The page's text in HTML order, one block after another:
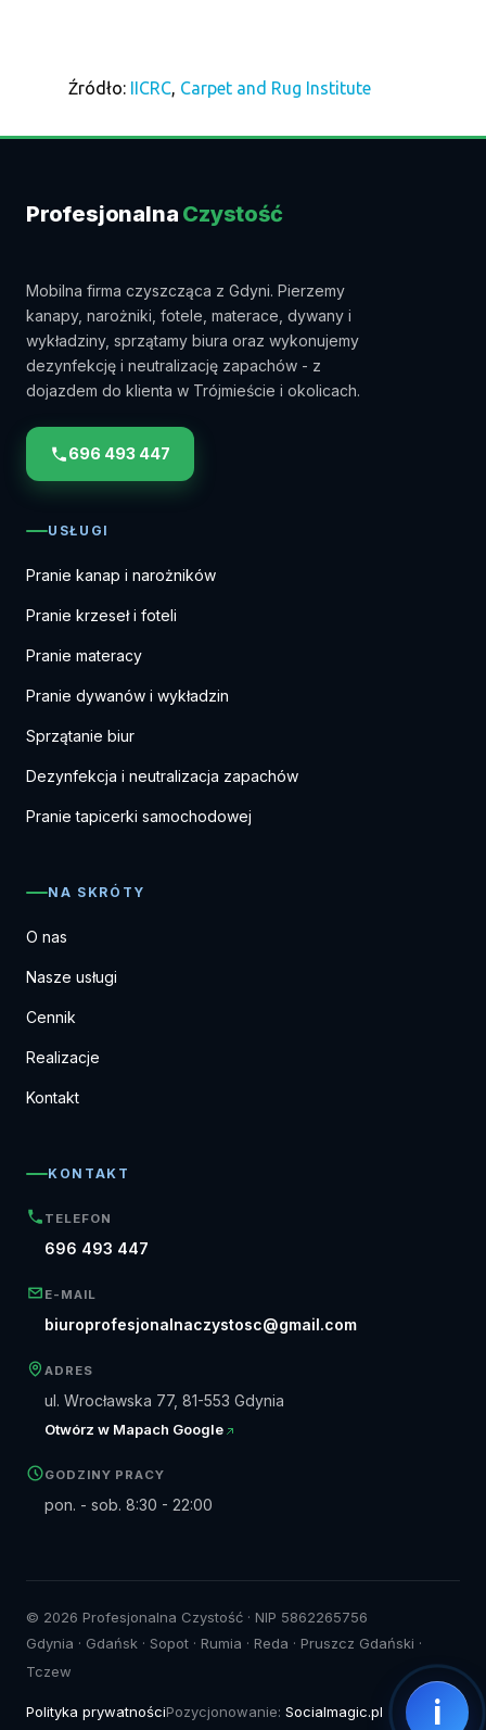
Źródło: IICRC, Carpet and Rug Institute
Profesjonalna Czystość
Mobilna firma czyszcząca z Gdyni. Pierzemy
kanapy, narożniki, fotele, materace, dywany i
wykładziny, sprzątamy biura oraz wykonujemy
dezynfekcję i neutralizację zapachów - z
dojazdem do klienta w Trójmieście i okolicach.
696 493 447
USŁUGI
Pranie kanap i narożników
Pranie krzeseł i foteli
Pranie materacy
Pranie dywanów i wykładzin
Sprzątanie biur
Dezynfekcja i neutralizacja zapachów
Pranie tapicerki samochodowej
NA SKRÓTY
O nas
Nasze usługi
Cennik
Realizacje
Kontakt
KONTAKT
TELEFON
696 493 447
E-MAIL
biuroprofesjonalnaczystosc@gmail.com
ADRES
ul. Wrocławska 77, 81-553 Gdynia
Otwórz w Mapach Google
GODZINY PRACY
pon. - sob. 8:30 - 22:00
© 2026 Profesjonalna Czystość · NIP 5862265756
Gdynia · Gdańsk · Sopot · Rumia · Reda · Pruszcz Gdański ·
Tczew
Polityka prywatnościPozycjonowanie: Socialmagic.pl i